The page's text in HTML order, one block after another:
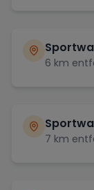
6 km
7 km